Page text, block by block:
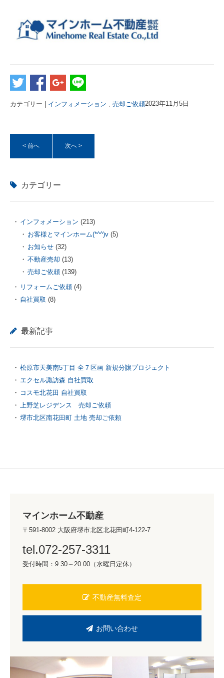
カテゴリー | インフォメーション 売却ご依頼2023年11月5日
< 前へ 次へ >
カテゴリー
インフォメーション (213)
お客様とマインホーム(*^^)v (5)
お知らせ (32)
不動産売却 (13)
売却ご依頼 (139)
リフォームご依頼 (4)
自社買取 (8)
最新記事
松原市天美南5丁目 全７区画 新規分譲プロジェクト
エクセル諏訪森 自社買取
コスモ北花田 自社買取
上野芝レジデンス 売却ご依頼
堺市北区南花田町 土地 売却ご依頼
マインホーム不動産
〒591-8002 大阪府堺市北区北花田町4-122-7
tel.072-257-3311
受付時間：9:30～20:00（水曜日定休）
不動産無料査定
お問い合わせ